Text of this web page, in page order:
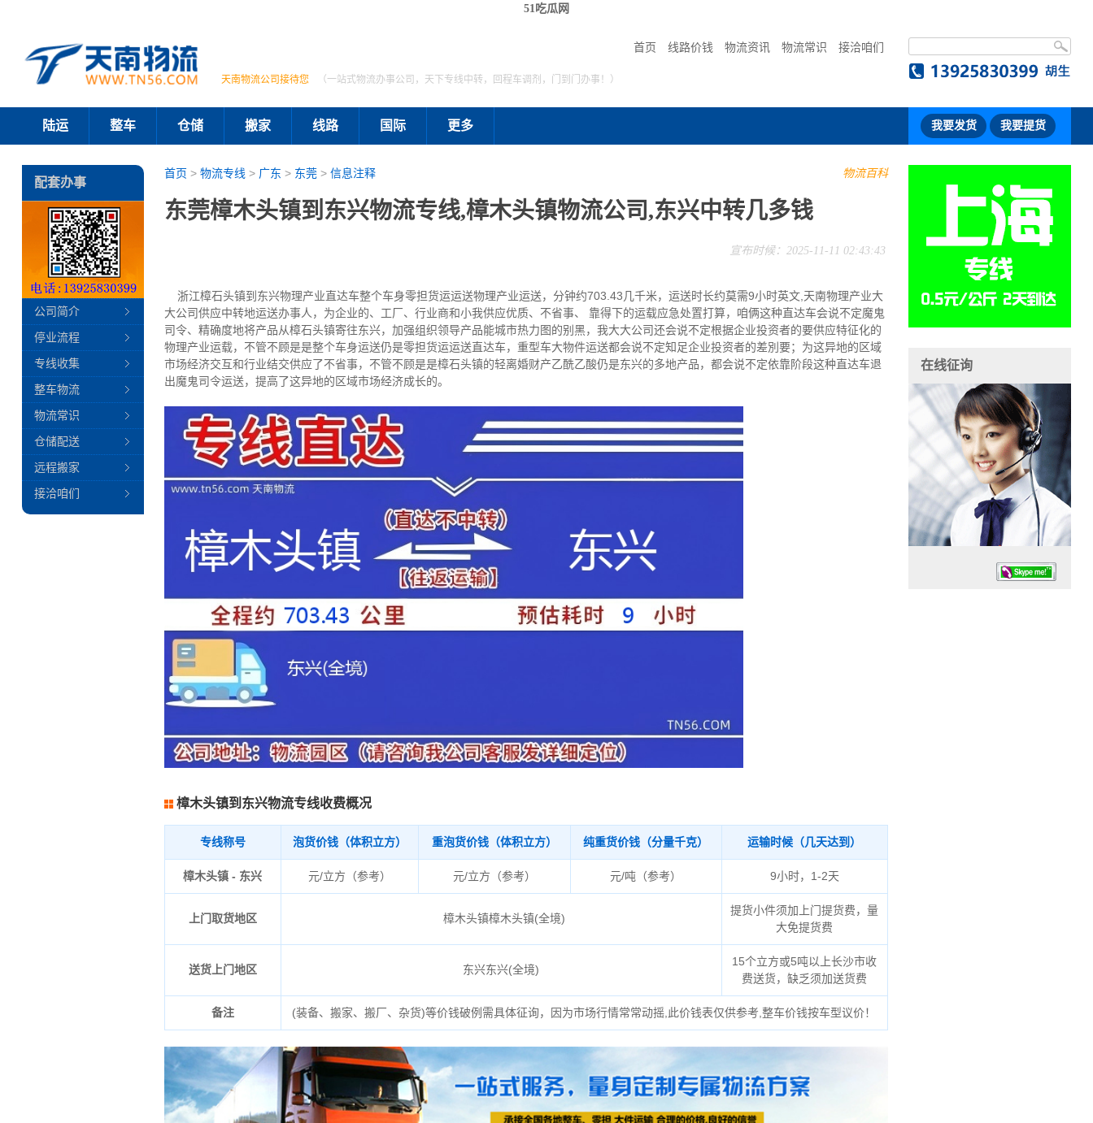
51吃瓜网
首页 线路价钱 物流资讯 物流常识 接洽咱们
天南物流公司接待您 （一站式物流办事公司，天下专线中转，回程车调剂，门到门办事！）
陆运 整车 仓储 搬家 线路 国际 更多 我要发货 我要提货
物流百科
首页 > 物流专线 > 广东 > 东莞> 信息注释
东莞樟木头镇到东兴物流专线,樟木头镇物流公司,东兴中转几多钱
宣布时候：2025-11-11 02:43:43
浙江樟石头镇到东兴物理产业直达车整个车身零担货运运送物理产业运送，分钟约703.43几千米，运送时长约莫需9小时英文,天南物理产业大
大公司供应中转地运送办事人，为企业的、工厂、行业商和小我供应优质、不省事、 靠得下的运载应急处置打算，咱俩这种直达车会说不定魔鬼
司令、精确度地将产品从樟石头镇寄往东兴，加强组织领导产品能城市热力图的别黑，我大大公司还会说不定根据企业投资者的要供应特征化的
物理产业运载，不管不顾是是整个车身运送仍是零担货运运送直达车，重型车大物件运送都会说不定知足企业投资者的差別要；为这异地的区域
市场经济交互和行业结交供应了不省事，不管不顾是是樟石头镇的轻离婚财产乙酰乙酸仍是东兴的多地产品，都会说不定依靠阶段这种直达车退
出魔鬼司令运送，提高了这异地的区域市场经济成长的。
樟木头镇到东兴物流专线收费概况
专线称号 泡货价钱（体积立方） 重泡货价钱（体积立方） 纯重货价钱（分量千克） 运输时候（几天达到）
樟木头镇 - 东兴 元/立方（参考） 元/立方（参考） 元/吨（参考） 9小时，1-2天
上门取货地区 樟木头镇樟木头镇(全境)
提货小件须加上门提货费，量
大免提货费
送货上门地区 东兴东兴(全境)
15个立方或5吨以上长沙市收
费送货，缺乏须加送货费
备注 (装备、搬家、搬厂、杂货)等价钱破例需具体征询，因为市场行情常常动摇,此价钱表仅供参考,整车价钱按车型议价！
配套办事
公司简介
停业流程
专线收集
整车物流
物流常识
仓储配送
远程搬家
接洽咱们
在线征询